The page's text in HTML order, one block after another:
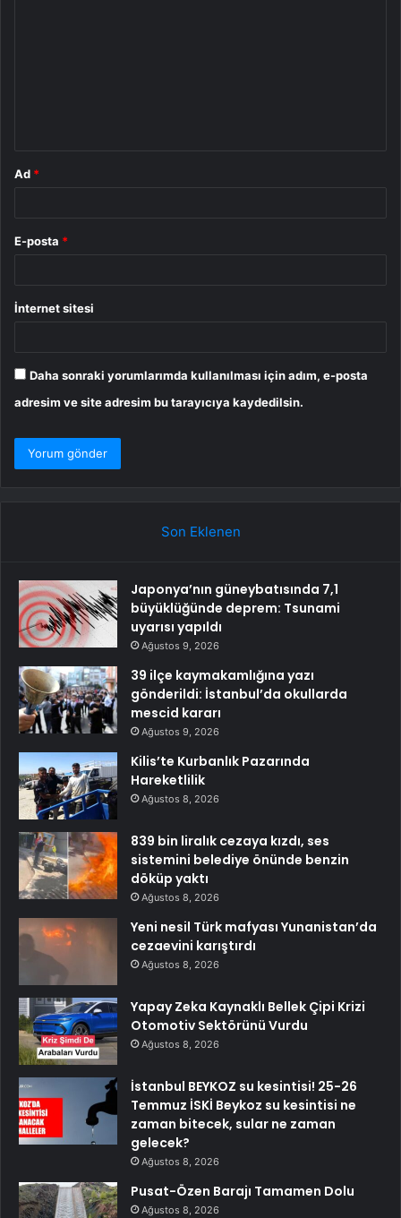
Ad *
E-posta *
İnternet sitesi
Daha sonraki yorumlarımda kullanılması için adım, e-posta
adresim ve site adresim bu tarayıcıya kaydedilsin.
Son Eklenen
Japonya’nın güneybatısında 7,1
büyüklüğünde deprem: Tsunami
uyarısı yapıldı
Ağustos 9, 2026
39 ilçe kaymakamlığına yazı
gönderildi: İstanbul’da okullarda
mescid kararı
Ağustos 9, 2026
Kilis’te Kurbanlık Pazarında
Hareketlilik
Ağustos 8, 2026
839 bin liralık cezaya kızdı, ses
sistemini belediye önünde benzin
döküp yaktı
Ağustos 8, 2026
Yeni nesil Türk mafyası Yunanistan’da
cezaevini karıştırdı
Ağustos 8, 2026
Yapay Zeka Kaynaklı Bellek Çipi Krizi
Otomotiv Sektörünü Vurdu
Ağustos 8, 2026
İstanbul BEYKOZ su kesintisi! 25-26
Temmuz İSKİ Beykoz su kesintisi ne
zaman bitecek, sular ne zaman
gelecek?
Ağustos 8, 2026
Pusat-Özen Barajı Tamamen Dolu
Ağustos 8, 2026